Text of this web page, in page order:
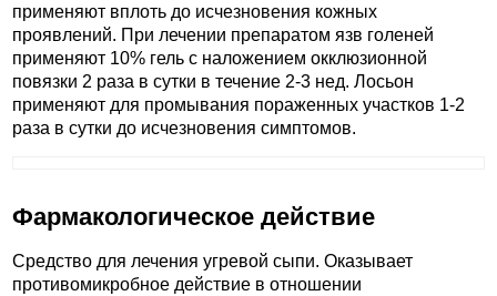
применяют вплоть до исчезновения кожных
проявлений. При лечении препаратом язв голеней
применяют 10% гель с наложением окклюзионной
повязки 2 раза в сутки в течение 2-3 нед. Лосьон
применяют для промывания пораженных участков 1-2
раза в сутки до исчезновения симптомов.
Фармакологическое действие
Средство для лечения угревой сыпи. Оказывает
противомикробное действие в отношении